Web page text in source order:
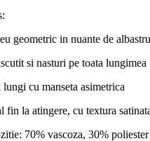
geometric in nuante de
si nasturi pe toata lungimea
cu manseta asimetrica
fin la atingere, cu textura
70% vascoza, 30% poliester